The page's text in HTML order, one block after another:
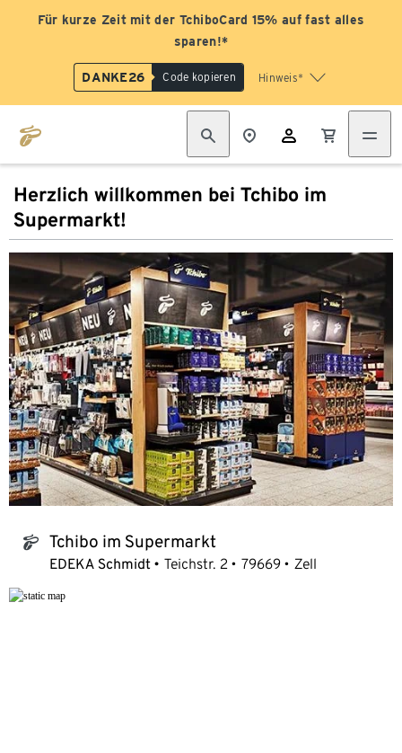
Für kurze Zeit mit der TchiboCard 15% auf fast alles
sparen!*
DANKE26 Code kopieren Hinweis*
Herzlich willkommen bei Tchibo im
Supermarkt!
tchibo_logo Tchibo im Supermarkt
EDEKA Schmidt Teichstr. 2 79669 Zell